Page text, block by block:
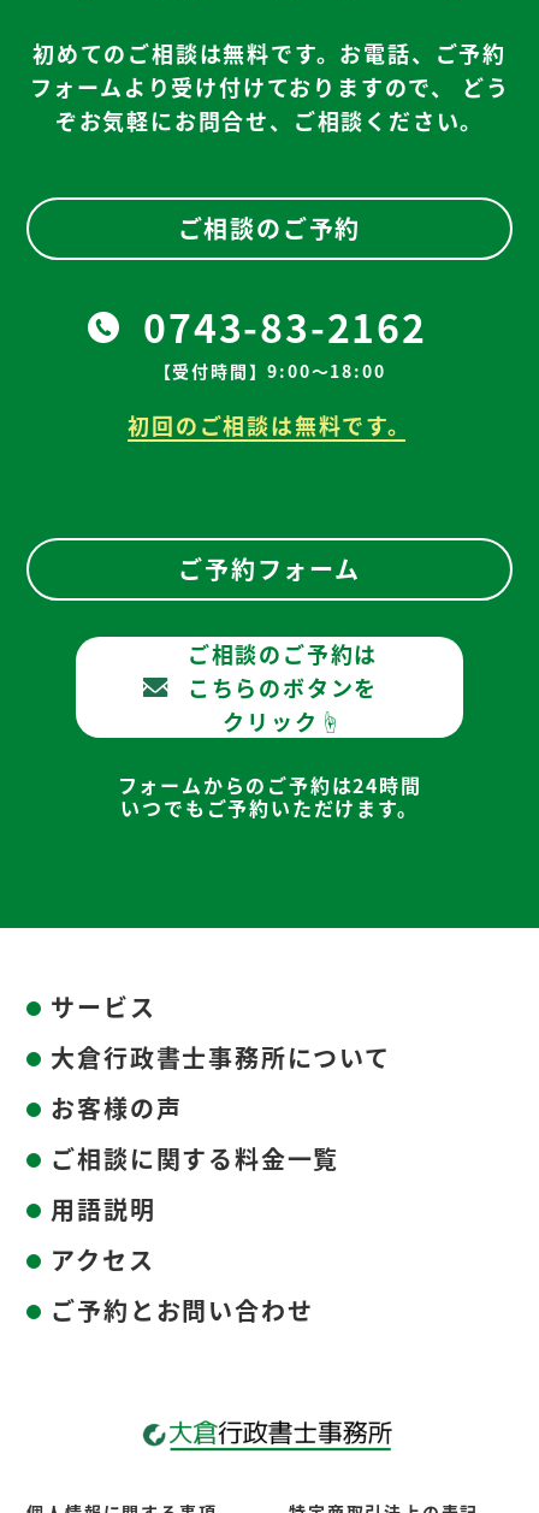
初めてのご相談は無料です。お電話、ご予約
フォームより受け付けておりますので、
どう
ぞお気軽にお問合せ、ご相談ください。
ご相談のご予約
0743-83-2162
【受付時間】9:00～18:00
初回のご相談は無料です。
ご予約フォーム
ご相談のご予約は
こちらのボタンを
クリック☝
フォームからのご予約は24時間
いつでもご予約いただけます。
サービス
大倉行政書士事務所について
お客様の声
ご相談に関する料金一覧
用語説明
アクセス
ご予約とお問い合わせ